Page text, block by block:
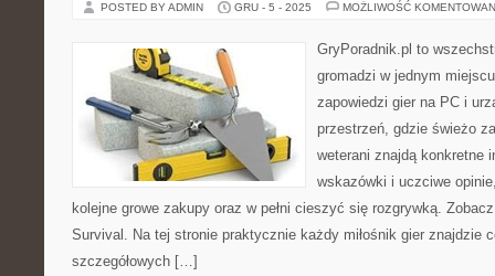
POSTED BY ADMIN GRU - 5 - 2025 MOŻLIWOŚĆ
GryPoradnik.pl to
gromadzi w jednym
zapowiedzi gier na PC i
przestrzeń, gdzie świeżo
weterani znajdą konkretne
wskazówki i uczciwe
kolejne growe zakupy oraz w pełni cieszyć się rozgrywką.
Survival. Na tej stronie praktycznie każdy miłośnik gier znajdzie
szczegółowych […]